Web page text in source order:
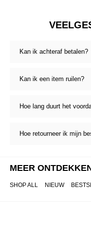
Kan ik achteraf betalen?
Kan ik een item ruilen?
Hoe lang duurt het
Hoe retourneer ik mijn
MEER
SHOP ALL NIEUW